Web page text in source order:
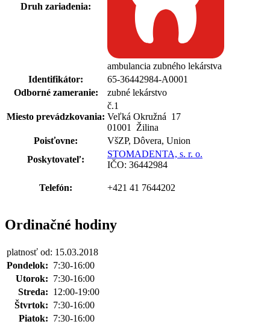
Druh zariadenia:
ambulancia zubného lekárstva
Identifikátor:
65-36442984-A0001
Odborné zameranie:
zubné lekárstvo
Miesto prevádzkovania:
č.1
Veľká Okružná 17
01001 Žilina
Poisťovne:
VšZP, Dôvera, Union
Poskytovateľ:
STOMADENTA, s. r. o.
IČO: 36442984
Telefón: +421 41 7644202
Ordinačné hodiny
platnosť od: 15.03.2018
Pondelok: 7:30-16:00
Utorok: 7:30-16:00
Streda: 12:00-19:00
Štvrtok: 7:30-16:00
Piatok: 7:30-16:00